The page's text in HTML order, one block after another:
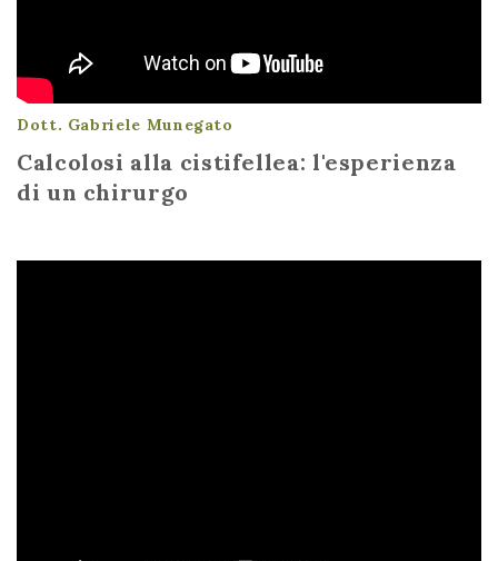
Dott. Gabriele Munegato
Calcolosi alla cistifellea: l'esperienza
di un chirurgo